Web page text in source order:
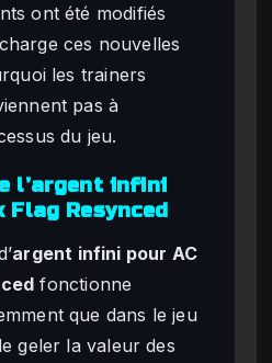
ont été modifiés
ces nouvelles
les trainers
pas à
du jeu.
l’argent infini
Flag Resynced
argent infini pour AC
fonctionne
que dans le jeu
geler la valeur des